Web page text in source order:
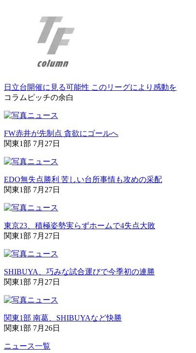
日立台開催に見る可能性 このリーグにより感動を
コラム ピッチの余白
FW赤井が先制点 貪欲にゴールへ
関東1部 7月27日
EDO無失点勝利 苦しい台所事情も攻めの采配
関東1部 7月27日
東京23、積極姿勢実らずホームで4失点大敗
関東1部 7月27日
SHIBUYA、巧みな試合運びで今季初の連勝
関東1部 7月27日
関東1部 南葛、SHIBUYAなど快勝
関東1部 7月26日
ニュース一覧